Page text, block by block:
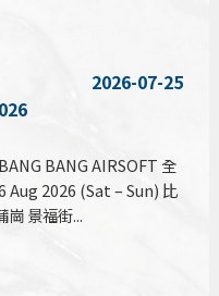
2026-07-25
BANG AIRSOFT 全
Aug 2026 (Sat – Sun) 比
崗 景福街...